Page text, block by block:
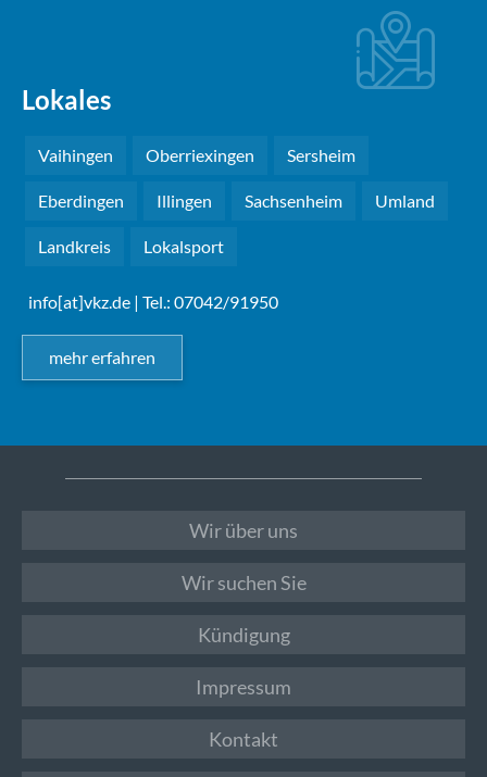
Lokales
Vaihingen Oberriexingen Sersheim
Eberdingen Illingen Sachsenheim Umland
Landkreis Lokalsport
info[at]vkz.de | Tel.: 07042/91950
mehr erfahren
Wir über uns
Wir suchen Sie
Kündigung
Impressum
Kontakt